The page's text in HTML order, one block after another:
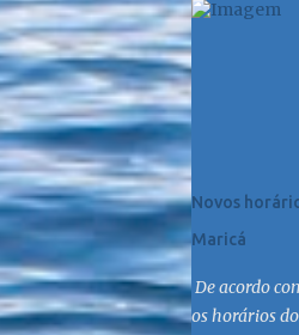
Novos
Maricá
De acordo
os horários